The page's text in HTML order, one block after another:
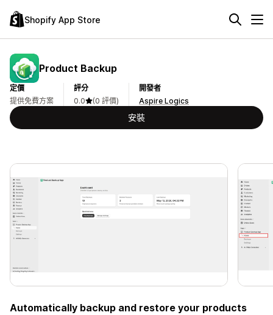
Shopify App Store
Product Backup
定價
提供免費方案
評分
0.0
(0 評價)
開發者
Aspire Logics
安裝
Automatically backup and restore your products